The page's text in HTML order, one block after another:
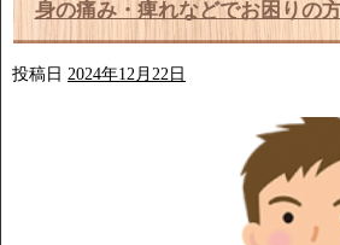
身の痛み・痺れなどでお困りの
投稿日 2024年12月22日